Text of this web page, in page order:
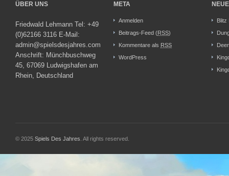
ÜBER UNS
Friedwald Lehmann Tel: +49
(0)62166 3116 E-Mail:
admin@spielsdesjahres.com
Anschrift: Münchbuschweg
45, 67069 Ludwigshafen am
Rhein, Deutschland
META
Anmelden
Beitrags-Feed (RSS)
Kommentare als RSS
WordPress
Blitz
© 2025 Spiels Des Jahres . All rights reserved.